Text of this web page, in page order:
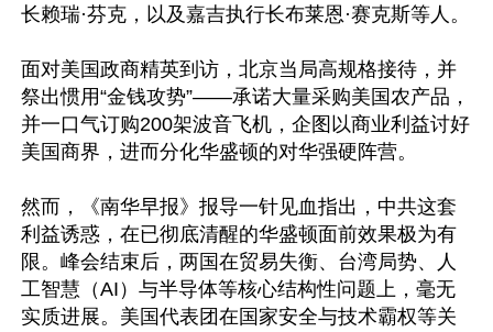
长赖瑞·芬克，以及嘉吉执行长布莱恩·赛克斯等人。
面对美国政商精英到访，北京当局高规格接待，并
祭出惯用“金钱攻势”——承诺大量采购美国农产品，
并一口气订购200架波音飞机，企图以商业利益讨好
美国商界，进而分化华盛顿的对华强硬阵营。
然而，《南华早报》报导一针见血指出，中共这套
利益诱惑，在已彻底清醒的华盛顿面前效果极为有
限。峰会结束后，两国在贸易失衡、台湾局势、人
工智慧（AI）与半导体等核心结构性问题上，毫无
实质进展。美国代表团在国家安全与技术霸权等关